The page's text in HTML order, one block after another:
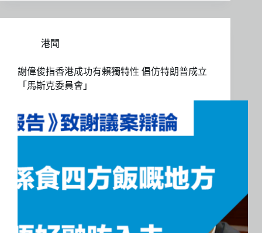
港聞
謝偉俊指香港成功有賴獨特性 倡仿特朗普成立
「馬斯克委員會」